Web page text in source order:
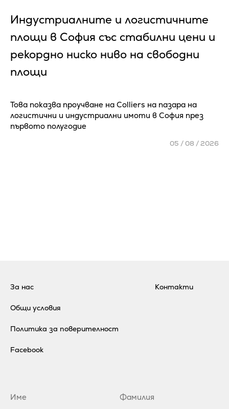
Индустриалните и логистичните
площи в София със стабилни цени и
рекордно ниско ниво на свободни
площи
Това показва проучване на Colliers на пазара на
логистични и индустриални имоти в София през
първото полугодие
05 / 08 / 2026
За нас
Общи условия
Политика за поверителност
Контакти
Facebook